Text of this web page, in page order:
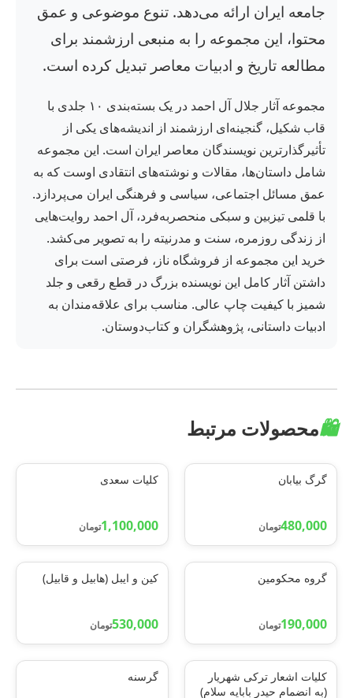
جامعه ایران ارائه می‌دهد. تنوع موضوعی و عمق
محتوا، این مجموعه را به منبعی ارزشمند برای
مطالعه تاریخ و ادبیات معاصر تبدیل کرده است.
مجموعه آثار جلال آل احمد در یک بسته‌بندی ۱۰ جلدی با
قاب شکیل، گنجینه‌ای ارزشمند از اندیشه‌های یکی از
تأثیرگذارترین نویسندگان معاصر ایران است. این مجموعه
شامل داستان‌ها، مقالات و نوشته‌های انتقادی اوست که به
عمق مسائل اجتماعی، سیاسی و فرهنگی ایران می‌پردازد.
با قلمی تیزبین و سبکی منحصربه‌فرد، آل احمد روایت‌هایی
از زندگی روزمره، سنت و مدرنیته را به تصویر می‌کشد.
خرید این مجموعه از فروشگاه ناز، فرصتی است برای
داشتن آثار کامل این نویسنده بزرگ در قطع رقعی و جلد
شمیز با کیفیت چاپ عالی. مناسب برای علاقه‌مندان به
ادبیات داستانی، پژوهشگران و کتاب‌دوستان.
🛍️محصولات مرتبط
گرگ بیابان
480,000تومان
کلیات سعدی
1,100,000تومان
گروه محکومین
190,000تومان
کین و ایبل (هابیل و قابیل)
530,000تومان
کلیات اشعار ترکی شهریار
(به انضمام حیدر بابایه سلام)
گرسنه